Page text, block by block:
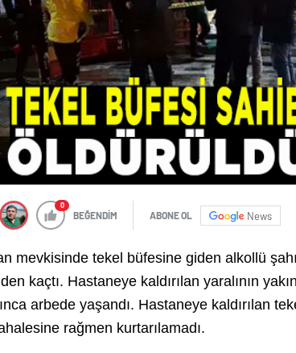
0
BEĞENDİM ABONE OL News
mevkisinde tekel büfesine giden alkollü
kaçtı. Hastaneye kaldırılan yaralının
arbede yaşandı. Hastaneye kaldırılan
rağmen kurtarılamadı.